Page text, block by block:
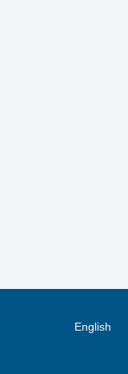
English